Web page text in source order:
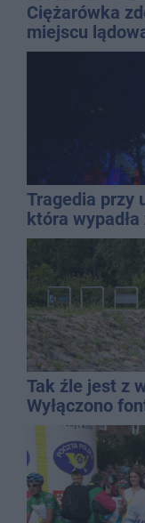
Ciężarówka
miejscu
Tragedia przy
która
Tak źle jest z
Wyłączono
dolewkę